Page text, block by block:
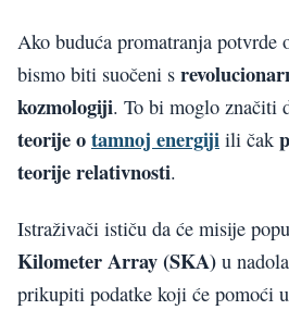
Ako buduća promatranja potvrde
bismo biti suočeni s
kozmologiji. To bi moglo značiti
teorije otamnoj energiji ili čak
teorije relativnosti.
Istraživači ističu da će misije
Kilometer Array (SKA) u
prikupiti podatke koji će pomoći